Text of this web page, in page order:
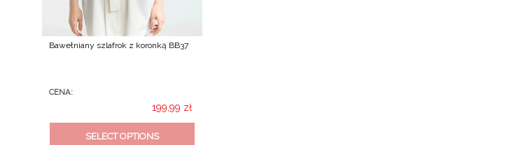
Bawełniany szlafrok z koronką BB37
CENA:
199,99 zł
SELECT OPTIONS